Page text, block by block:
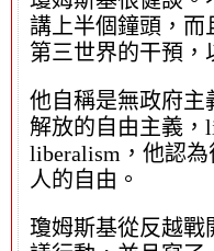
講上半個鐘頭，而
第三世界的干預，
他自稱是無政府主
解放的自由主義，
liberalism，他認
人的自由。
瓊姆斯基從反越戰